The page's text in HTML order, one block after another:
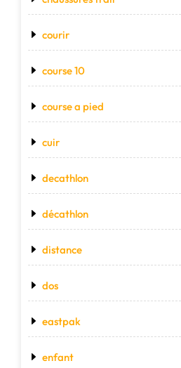
courir
course 10
course a pied
cuir
decathlon
décathlon
distance
dos
eastpak
enfant